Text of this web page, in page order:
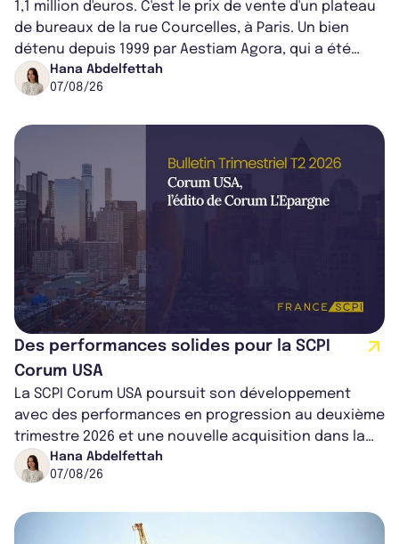
1,1 million d'euros. C'est le prix de vente d'un plateau
de bureaux de la rue Courcelles, à Paris. Un bien
détenu depuis 1999 par Aestiam Agora, qui a été
cédé avec une plus-value...
Hana Abdelfettah
07/08/26
Des performances solides pour la SCPI
Corum USA
La SCPI Corum USA poursuit son développement
avec des performances en progression au deuxième
trimestre 2026 et une nouvelle acquisition dans la
région de Chicago. Entre hausse de...
Hana Abdelfettah
07/08/26